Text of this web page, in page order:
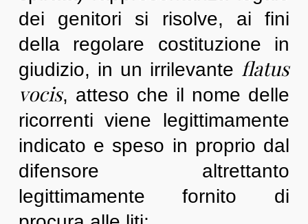
dei genitori si risolve, ai fini
della regolare costituzione in
giudizio, in un irrilevante flatus
vocis, atteso che il nome delle
ricorrenti viene legittimamente
indicato e speso in proprio dal
difensore altrettanto
legittimamente fornito di